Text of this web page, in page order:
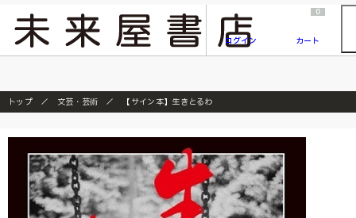
『ONE PIECE magazine 021 ONE PIECEカード付き同梱版』発売延期のご案内
ログイン
0
カート
トップ 文芸・芸術 【サイン本】生きとるわ